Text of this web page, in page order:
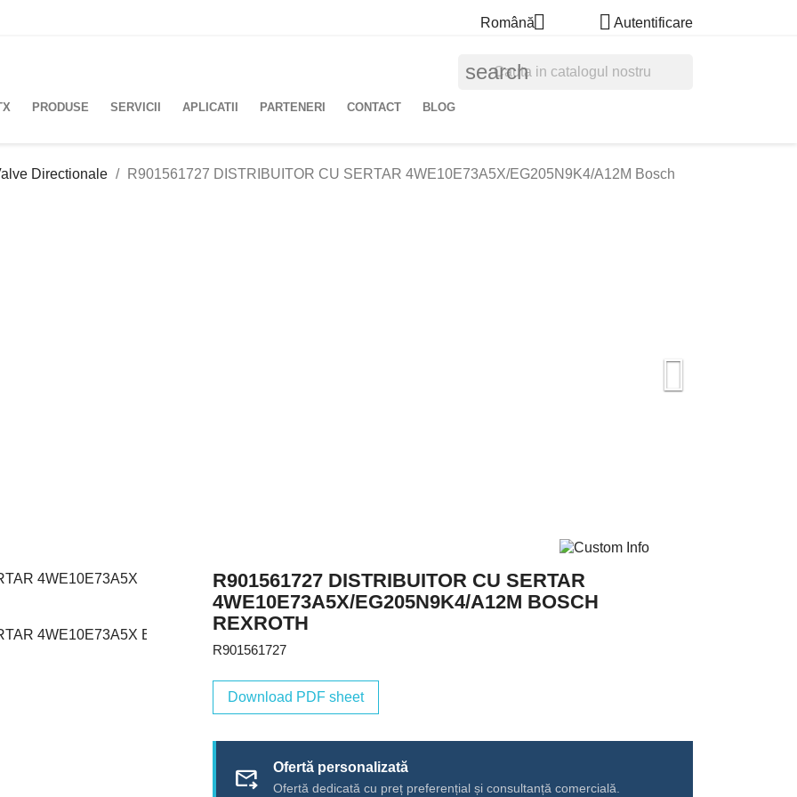
Română  Autentificare
search
PRODUSE SERVICII APLICATII PARTENERI CONTACT BLOG
Directionale R901561727 DISTRIBUITOR CU SERTAR 4WE10E73A5X/EG205N9K4/A12M Bosch

R901561727 DISTRIBUITOR CU SERTAR
4WE10E73A5X/EG205N9K4/A12M BOSCH
REXROTH
R901561727
Download PDF sheet
forward_to_inbox Ofertă personalizată
Ofertă dedicată cu preț preferențial și consultanță comercială.